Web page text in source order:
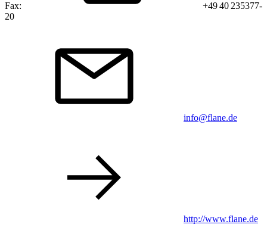
Fax:
+49 40 235377-
20
info@flane.de
http://www.flane.de